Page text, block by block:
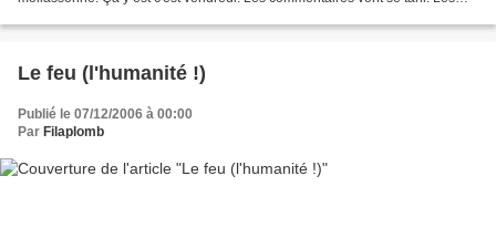
Le feu (l'humanité !)
Publié le 07/12/2006 à 00:00
Par Filaplomb